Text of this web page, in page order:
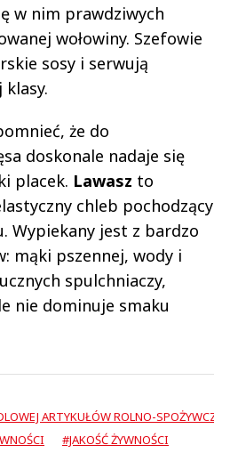
w nim prawdziwych
wołowiny. Szefowie
sosy i serwują
klasy.
że do
doskonale nadaje się
placek. Lawasz to
chleb pochodzący
Wypiekany jest z bardzo
mąki pszennej, wody i
spulchniaczy,
nie dominuje smaku
ARTYKUŁÓW ROLNO-
#JAKOŚĆ ŻYWNOŚCI